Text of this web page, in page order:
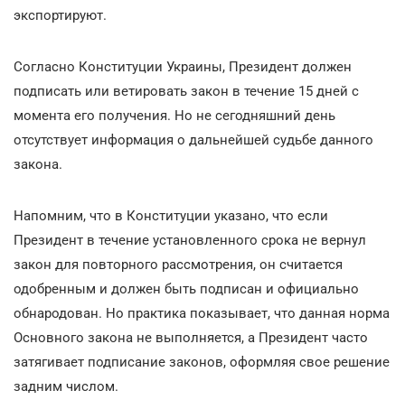
экспортируют.
Согласно Конституции Украины, Президент должен
подписать или ветировать закон в течение 15 дней с
момента его получения. Но не сегодняшний день
отсутствует информация о дальнейшей судьбе данного
закона.
Напомним, что в Конституции указано, что если
Президент в течение установленного срока не вернул
закон для повторного рассмотрения, он считается
одобренным и должен быть подписан и официально
обнародован. Но практика показывает, что данная норма
Основного закона не выполняется, а Президент часто
затягивает подписание законов, оформляя свое решение
задним числом.